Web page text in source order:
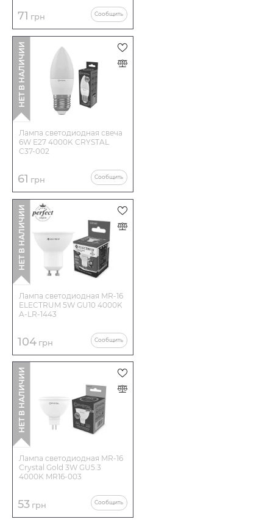
71 грн Сообщить
Лампа светодиодная свеча
6W E27 4000K CRYSTAL
C37-002
61 грн Сообщить
НЕТ В НАЛИЧИИ
Лампа светодиодная MR-16
ELECTRUM 5W GU10 4000K
A-LR-1443
104 грн Сообщить
НЕТ В НАЛИЧИИ
Лампа светодиодная MR-16
Crystal Gold 3W GU5.3
4000K MR16-003
53 грн Сообщить
НЕТ В НАЛИЧИИ